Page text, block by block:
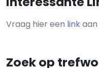
Vraag hier een link
Zoek op